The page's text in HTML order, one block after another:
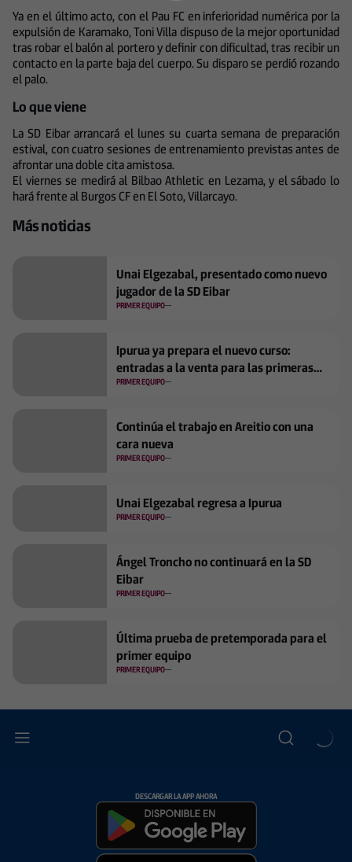
Ya en el último acto, con el Pau FC en inferioridad numérica por la
expulsión de Karamako, Toni Villa dispuso de la mejor oportunidad
tras robar el balón al portero y definir con dificultad, tras recibir un
contacto en la parte baja del cuerpo. Su disparo se perdió rozando
el palo.
Lo que viene
La SD Eibar arrancará el lunes su cuarta semana de preparación
estival, con cuatro sesiones de entrenamiento previstas antes de
afrontar una doble cita amistosa.
El viernes se medirá al Bilbao Athletic en Lezama, y el sábado lo
hará frente al Burgos CF en El Soto, Villarcayo.
Más noticias
Unai Elgezabal, presentado como nuevo
jugador de la SD Eibar
PRIMER EQUIPO
Ipurua ya prepara el nuevo curso:
entradas a la venta para las primeras
jornadas
PRIMER EQUIPO
Continúa el trabajo en Areitio con una
cara nueva
PRIMER EQUIPO
Unai Elgezabal regresa a Ipurua
PRIMER EQUIPO
Ángel Troncho no continuará en la SD
Eibar
PRIMER EQUIPO
Última prueba de pretemporada para el
primer equipo
PRIMER EQUIPO
DESCARGAR LA APP AHORA